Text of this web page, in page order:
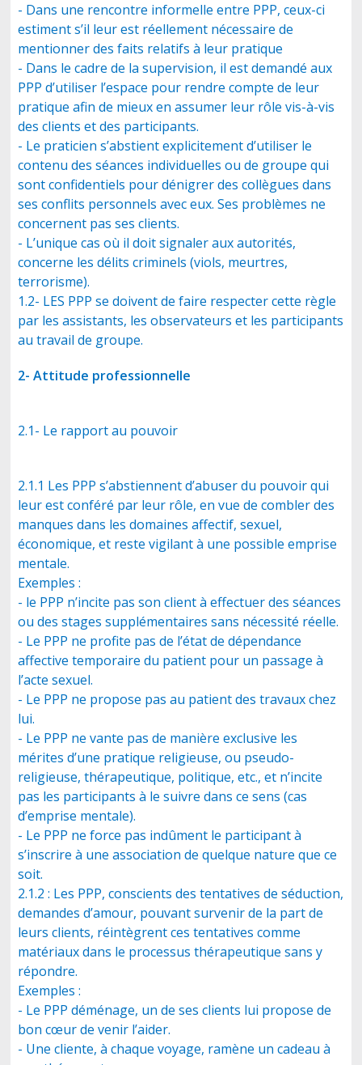
- Dans une rencontre informelle entre PPP, ceux-ci
estiment s’il leur est réellement nécessaire de
mentionner des faits relatifs à leur pratique
- Dans le cadre de la supervision, il est demandé aux
PPP d’utiliser l’espace pour rendre compte de leur
pratique afin de mieux en assumer leur rôle vis-à-vis
des clients et des participants.
- Le praticien s’abstient explicitement d’utiliser le
contenu des séances individuelles ou de groupe qui
sont confidentiels pour dénigrer des collègues dans
ses conflits personnels avec eux. Ses problèmes ne
concernent pas ses clients.
- L’unique cas où il doit signaler aux autorités,
concerne les délits criminels (viols, meurtres,
terrorisme).
1.2- LES PPP se doivent de faire respecter cette règle
par les assistants, les observateurs et les participants
au travail de groupe.
2- Attitude professionnelle
2.1- Le rapport au pouvoir
2.1.1 Les PPP s’abstiennent d’abuser du pouvoir qui
leur est conféré par leur rôle, en vue de combler des
manques dans les domaines affectif, sexuel,
économique, et reste vigilant à une possible emprise
mentale.
Exemples :
- le PPP n’incite pas son client à effectuer des séances
ou des stages supplémentaires sans nécessité réelle.
- Le PPP ne profite pas de l’état de dépendance
affective temporaire du patient pour un passage à
l’acte sexuel.
- Le PPP ne propose pas au patient des travaux chez
lui.
- Le PPP ne vante pas de manière exclusive les
mérites d’une pratique religieuse, ou pseudo-
religieuse, thérapeutique, politique, etc., et n’incite
pas les participants à le suivre dans ce sens (cas
d’emprise mentale).
- Le PPP ne force pas indûment le participant à
s’inscrire à une association de quelque nature que ce
soit.
2.1.2 : Les PPP, conscients des tentatives de séduction,
demandes d’amour, pouvant survenir de la part de
leurs clients, réintègrent ces tentatives comme
matériaux dans le processus thérapeutique sans y
répondre.
Exemples :
- Le PPP déménage, un de ses clients lui propose de
bon cœur de venir l’aider.
- Une cliente, à chaque voyage, ramène un cadeau à